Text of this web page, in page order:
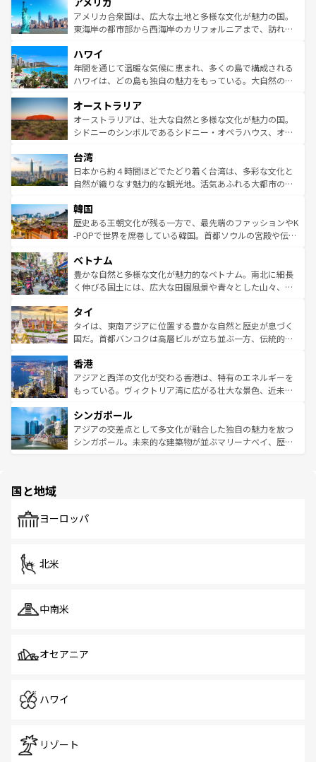
の建物がそのまま残る町や、スイスならではのユニークな
博物館もあり、アルプス観光だけでなく町歩きも満喫する
ことができる。国民の所得が高いため物価も高いが、旅行
ば市内交通費無料で観光を楽しむこともできる。 なお、新
着のスイス情報はコンテンツ一覧 を参照してほしい。
アメリカ合衆国は、広大な土地と多様な文化が魅力の国。
東海岸の都市部から西海岸のカリフォルニアまで、訪れる
のような巨大都市は、観光、ショッピング、エンターテイ
ンメントが詰まった刺激的なスポットだ。一方、アメリカ
西部には大自然が広がり、グランドキャニオンやイエロー
部のニューオーリンズでは、音楽と美食が融合した独特の
文化が魅力。旅行者はアメリカの各地域で異なる魅力を楽
しみながら、その多様性と豊かな歴史を感じることができ
ならではの贅沢な旅のスタイルだ。 なお、新着のアメリカ
情報はコンテンツ一覧を参照してほしい。
ハワイ
年間を通じて温暖な気候に恵まれ、多くの島で構成される
ハワイは、どの島も独自の魅力をもっている。大自然の神
ワイ島は見逃せない。また、定番の観光地といえばオアフ
島だが、静かな自然を求めるならマウイ島やカウアイ島が
おすすめ。エメラルドグリーンに輝く海をはじめ、豊かな
れるおもてなしの心で訪れる人々を迎えてくれるハワイの
人々、おいしいローカルフードやハワイアンミュージッ
ク、伝統的なフラダンスなど、すべてがハワイの魅力を彩
ワイを、存分に味わってほしい。 なお、新着のハワイ情報
はコンテンツ一覧を参照してほしい。
オーストラリア
オーストラリアは、壮大な自然と多様な文化が魅力の国。
シドニーのシンボルであるシドニー・オペラハウス、オー
リアリーフや大陸中央部にそびえるウルル（エアーズロッ
ク）、タスマニアの美しい原生林やケアンズの熱帯雨林な
ど、見どころがたくさん。また、カフェやワイン、オージ
いる。アクティビティも充実しており、サーフィンやダイ
ビング、ハイキングなど、アウトドア好きにはたまらな
い。オーストラリアの多彩な魅力を存分に味わいつくそ
参照してほしい。
台湾
日本から約４時間ほどでたどり着く台湾は、多彩な文化と
自然が織りなす魅力的な観光地。活気あふれる大都市の台
ン）、静ひつな山岳地帯である台湾東部など、都市の喧騒
と山間の静けさが共存しており、訪れる人に新しい発見と
驚きをもたらしてくれる。また、奥深い台湾の食文化も魅
容にもいいと評判のスイーツなど、バラエティ豊かな料理
が味わえる。 なお、新着の台湾情報は コンテンツ一覧を参
照してほしい。
韓国
歴史ある王朝文化が残る一方で、最先端のファッションやK
-POPで世界を席巻している韓国。首都ソウルの宮殿や伝統
き、地方に足を延ばせば四季折々の自然美を楽しむことが
できる。そして、キムチや焼肉、絶品のストリートフード
まで、さまざまな韓国料理が待っている。夜には、韓国な
リティに包まれながら、韓国の多彩な魅力を心ゆくまで味
わってみてほしい。 なお、新着の韓国情報はコンテンツ一
覧を参照してほしい。
ベトナム
豊かな自然と多様な文化が魅力的なベトナム。南北に細長
く伸びる国土には、広大な田園風景や青々とした山々、世
急速な発展と共に伝統が息づく。ハノイの古い町並みやホ
ーチミン市のフランス統治時代の建物も、独特の雰囲気を
醸し出している。また、バラエティの豊かさとおいしさで
とつ。フォーやバインミー、ベトナムコーヒーなどは、ぜ
ひ現地で味わいたい。どの地域を訪れてもあたたかい人々
が旅行者を迎えてくれるので、きっと忘れられない旅にな
参照してほしい。
タイ
タイは、東南アジアに位置する豊かな自然と歴史が息づく
国だ。首都バンコクは高層ビルが立ち並ぶ一方、伝統的な
の活気が交差している。北部ではチェンマイなどの山岳地
帯で自然と触れ合い、南部ではプーケットやクラビの美し
いビーチでリゾート気分を楽しむことができる。タイ料理
激する。気候は一年中温暖で、どの季節にも異なる楽しみ
が待っている。親しみやすいタイの人々、仏教を中心とし
た文化、そして多様な観光資源が、訪れる旅人を魅了し続
香港
アジアと西洋の文化が交わる香港は、特有のエネルギーを
もっている。ヴィクトリア湾に広がる壮大な景色、近未来
み、どこを訪れても感動するはず。観光スポットが密集し
ており、効率よく見どころを回れるのも魅力。息をのむよ
うな絶景から文化的な体験まで、香港を存分に楽しみ尽く
シンガポール
アジアの交差点として多文化が融合した独自の魅力を放つ
シンガポール。未来的な建築物が並ぶマリーナベイ、歴史
で、ホーカーズは地元の風情を楽しめる外せないスポット
国と地域
ヨーロッパ
北米
中南米
オセアニア
ハワイ
リゾート